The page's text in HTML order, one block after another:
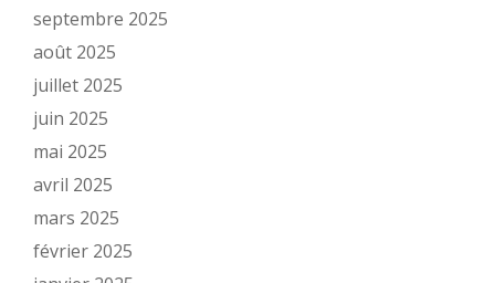
septembre 2025
août 2025
juillet 2025
juin 2025
mai 2025
avril 2025
mars 2025
février 2025